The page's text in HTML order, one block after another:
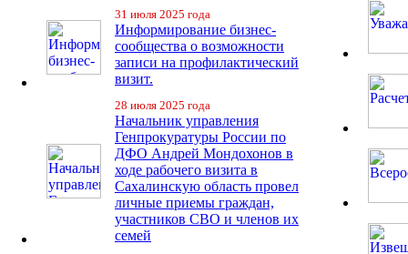
31 июля 2025 года
Информирование бизнес-
сообщества о возможности
записи на профилактический
визит.
28 июля 2025 года
Начальник управления
Генпрокуратуры России по
ДФО Андрей Мондохонов в
ходе рабочего визита в
Сахалинскую область провел
личные приемы граждан,
участников СВО и членов их
семей